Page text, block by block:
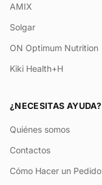
AMIX
Solgar
ON Optimum Nutrition
Kiki Health+H
¿NECESITAS AYUDA?
Quiénes somos
Contactos
Cómo Hacer un Pedido